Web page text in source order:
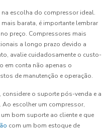
escolha do compressor ideal.
barata, é importante lembrar
preço. Compressores mais
a longo prazo devido a
avalie cuidadosamente o custo-
em conta não apenas o
de manutenção e operação.
o suporte pós-venda e a
escolher um compressor,
bom suporte ao cliente e que
com um bom estoque de